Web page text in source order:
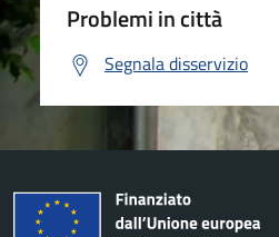
Problemi in città
Segnala disservizio